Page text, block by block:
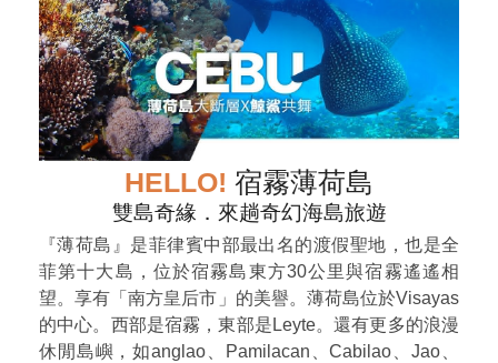
HELLO! 宿霧薄荷島
雙島奇緣．來趟奇幻海島旅遊
『薄荷島』是菲律賓中部最出名的渡假聖地，也是全
菲第十大島，位於宿霧島東方30公里與宿霧遙遙相
望。享有「南方皇后市」的美譽。薄荷島位於Visayas
的中心。西部是宿霧，東部是Leyte。還有更多的浪漫
休閒島嶼，如anglao、Pamilacan、Cabilao、Jao、